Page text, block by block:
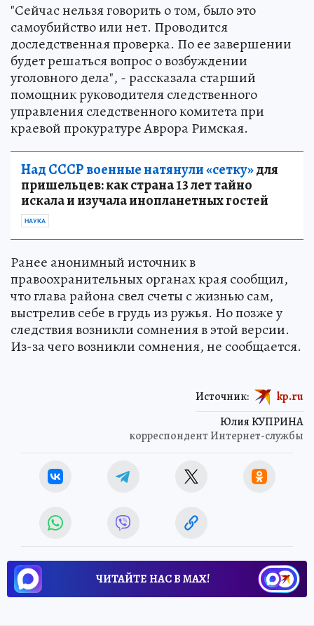
"Сейчас нельзя говорить о том, было это
самоубийство или нет. Проводится
доследственная проверка. По ее завершении
будет решаться вопрос о возбуждении
уголовного дела", - рассказала старший
помощник руководителя следственного
управления следственного комитета при
краевой прокуратуре Аврора Римская.
Над СССР военные натянули «сетку»для
пришельцев: как страна 13 лет тайно
искала и изучала инопланетных гостей
НАУКА
Ранее анонимный источник в
правоохранительных органах края сообщил,
что глава района свел счеты с жизнью сам,
выстрелив себе в грудь из ружья. Но позже у
следствия возникли сомнения в этой версии.
Из-за чего возникли сомнения, не сообщается.
Юлия КУПРИНА
корреспондент Интернет-службы
Источник: kp.ru
ЧИТАЙТЕ НАС В МАХ!